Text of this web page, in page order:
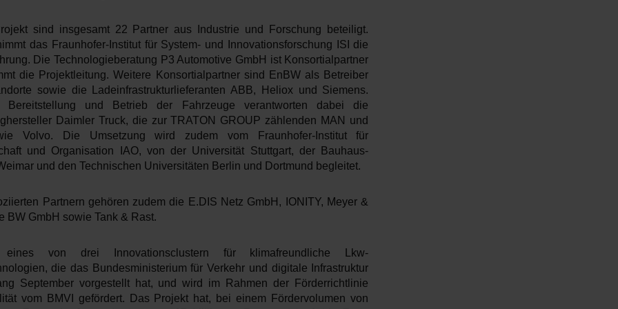
sind insgesamt 22 Partner aus Industrie und Forschung beteiligt.
das Fraunhofer-Institut für System- und Innovationsforschung ISI die
Die Technologieberatung P3 Automotive GmbH ist Konsortialpartner
die Projektleitung. Weitere Konsortialpartner sind EnBW als Betreiber
sowie die Ladeinfrastrukturlieferanten ABB, Heliox und Siemens.
Bereitstellung und Betrieb der Fahrzeuge verantworten dabei die
Daimler Truck, die zur TRATON GROUP zählenden MAN und
Volvo. Die Umsetzung wird zudem vom Fraunhofer-Institut für
und Organisation IAO, von der Universität Stuttgart, der Bauhaus-
und den Technischen Universitäten Berlin und Dortmund begleitet.
Partnern gehören zudem die E.DIS Netz GmbH, IONITY, Meyer &
BW GmbH sowie Tank & Rast.
von drei Innovationsclustern für klimafreundliche Lkw-
die das Bundesministerium für Verkehr und digitale Infrastruktur
September vorgestellt hat, und wird im Rahmen der Förderrichtlinie
vom BMVI gefördert. Das Projekt hat, bei einem Fördervolumen von